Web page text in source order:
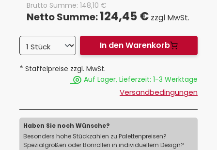
Netto Summe:124,45 € zzgl MwSt.
Brutto Summe: 148,10 €
In den Warenkorb
* Staffelpreise zzgl. MwSt.
Auf Lager, Lieferzeit: 1-3 Werktage
Versandbedingungen
Haben Sie noch Wünsche?
Besonders hohe Stückzahlen zu Palettenpreisen?
Spezialgrößen oder Bonrollen in individuellem Design?